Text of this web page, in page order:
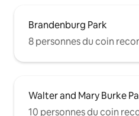
Brandenburg Park
8 personnes du coin
Walter and Mary Burke
10 personnes du coin